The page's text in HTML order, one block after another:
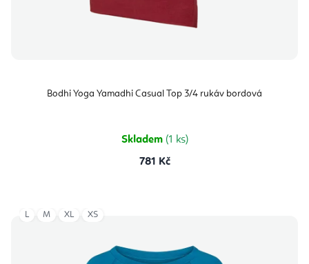
Bodhi Yoga Yamadhi Casual Top 3/4 rukáv bordová
Skladem (1 ks)
781 Kč
L M XL XS